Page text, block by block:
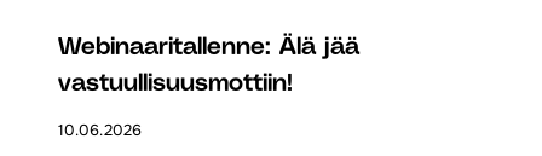
Webinaaritallenne: Älä jää
vastuullisuusmottiin!
10.06.2026